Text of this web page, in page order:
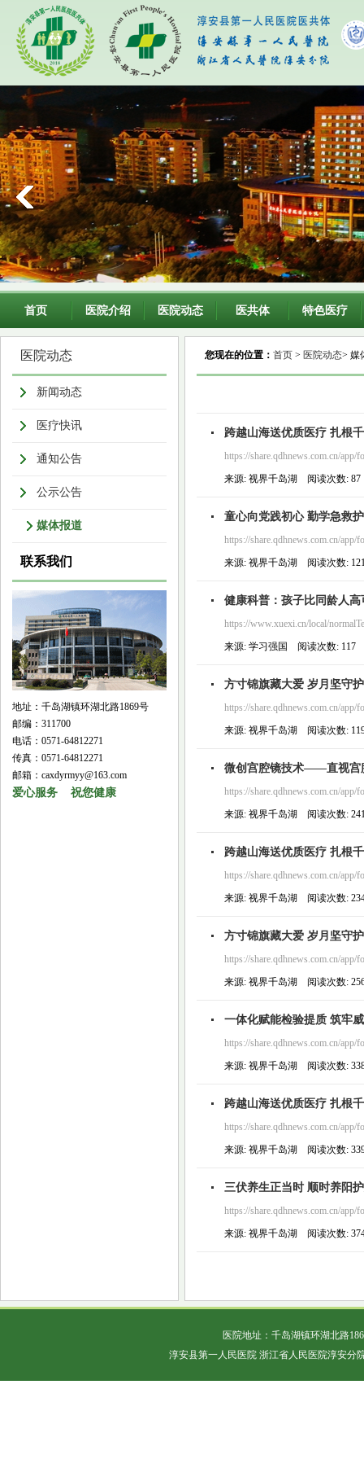
首页 医院介绍 医院动态 医共体 特色医疗
医院动态
新闻动态
医疗快讯
通知公告
公示公告
媒体报道
联系我们
地址：千岛湖镇环湖北路1869号
邮编：311700
电话：0571-64812271
传真：0571-64812271
邮箱：caxdyrmyy@163.com
爱心服务 祝您健康
您现在的位置： 首页 > 医院动态> 媒
跨越山海送优质医疗 扎根
https://share.qdhnews.com.cn/
来源: 视界千岛湖 阅读次数: 87
童心向党践初心 勤学急救
https://share.qdhnews.com.cn/
来源: 视界千岛湖 阅读次数:
健康科普：孩子比同龄人
https://www.xuexi.cn/local/
来源: 学习强国 阅读次数: 117
方寸锦旗藏大爱 岁月坚守
https://share.qdhnews.com.cn/
来源: 视界千岛湖 阅读次数:
微创宫腔镜技术——直视宫
https://share.qdhnews.com.cn/
来源: 视界千岛湖 阅读次数:
跨越山海送优质医疗 扎根
https://share.qdhnews.com.cn/
来源: 视界千岛湖 阅读次数:
方寸锦旗藏大爱 岁月坚守
https://share.qdhnews.com.cn/
来源: 视界千岛湖 阅读次数:
一体化赋能检验提质 筑牢
https://share.qdhnews.com.cn/
来源: 视界千岛湖 阅读次数:
跨越山海送优质医疗 扎根
https://share.qdhnews.com.cn/
来源: 视界千岛湖 阅读次数:
三伏养生正当时 顺时养阳
https://share.qdhnews.com.cn/
来源: 视界千岛湖 阅读次数:
医院地址：千岛湖镇环湖北路
淳安县第一人民医院 浙江省人民医院淳安分